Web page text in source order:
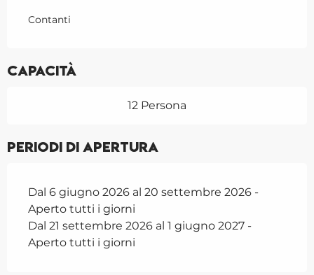
Contanti
Capacità
12 Persona
Periodi di apertura
Dal 6 giugno 2026 al 20 settembre 2026 -
Aperto tutti i giorni
Dal 21 settembre 2026 al 1 giugno 2027 -
Aperto tutti i giorni